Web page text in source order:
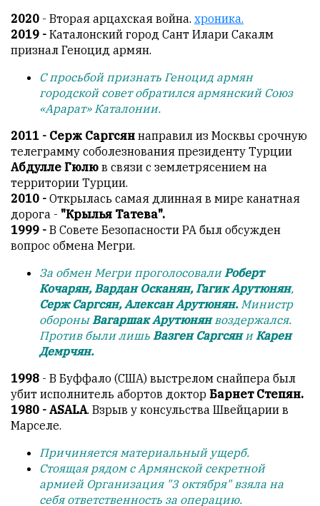
даже
если
принимаются
восторга.
Главный
—
Армен
фон
Геворкян
2020 - Вторая арцахская война. хроника.
2019 - Каталонский город Сант Илари Сакалм
признал Геноцид армян.
С просьбой признать Геноцид армян
городской совет обратился армянский Союз
«Арарат» Каталонии.
2011 - Серж Саргсян направил из Москвы срочную
телеграмму соболезнования президенту Турции
Абдулле Гюлю в связи с землетрясением на
территории Турции.
2010 - Открылась самая длинная в мире канатная
дорога - "Крылья Татева".
1999 - В Совете Безопасности РА был обсужден
вопрос обмена Мегри.
За обмен Мегри проголосовалиРоберт
Кочарян, Вардан Осканян, Гагик Арутюнян,
Серж Саргсян, Алексан Арутюнян.Министр
обороныВагаршак Арутюнянвоздержался.
Против были лишь Вазген СаргсяниКарен
Демрчян.
1998 - В Буффало (США) выстрелом снайпера был
убит исполнитель абортов доктор Барнет Степян.
1980 - ASALA. Взрыв у консульства Швейцарии в
Марселе.
Причиняется материальный ущерб.
Стоящая рядом с Армянской секретной
армией Организация "3 октября" взяла на
себя ответственность за операцию.